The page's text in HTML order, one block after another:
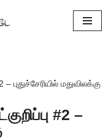
புதுச்சேரியில் மதுவிலக்கு
#2 –